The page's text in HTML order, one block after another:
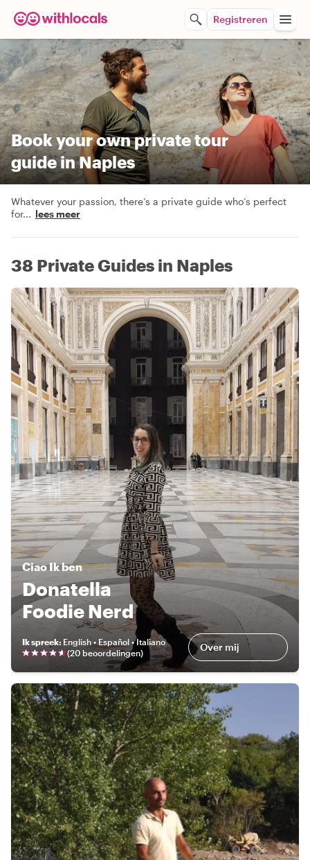
Registreren
Book your own private tour
guide in Naples
Whatever your passion, there’s a private guide who’s perfect
for... lees meer
38 Private Guides in Naples
CiaoIk ben
Donatella
Foodie Nerd
Ik spreek: English • Español • Italiano
(20 beoordelingen) Over mij